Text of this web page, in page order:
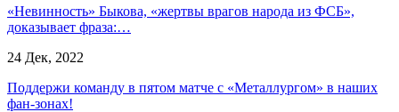
«Невинность» Быкова, «жертвы врагов народа из ФСБ»,
доказывает фраза:…
24 Дек, 2022
Поддержи команду в пятом матче с «Металлургом» в наших
фан-зонах!